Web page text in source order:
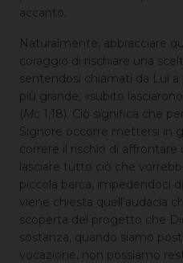
accanto.
Naturalmente, abbracciare
coraggio di rischiare una
sentendosi chiamati da Lui
più grande, «subito
(Mc 1,18). Ciò significa che
Signore occorre mettersi in
correre il rischio di affrontare
lasciare tutto ciò che
piccola barca, impedendoci
viene chiesta quell’audacia
scoperta del progetto che
sostanza, quando siamo
vocazione, non possiamo